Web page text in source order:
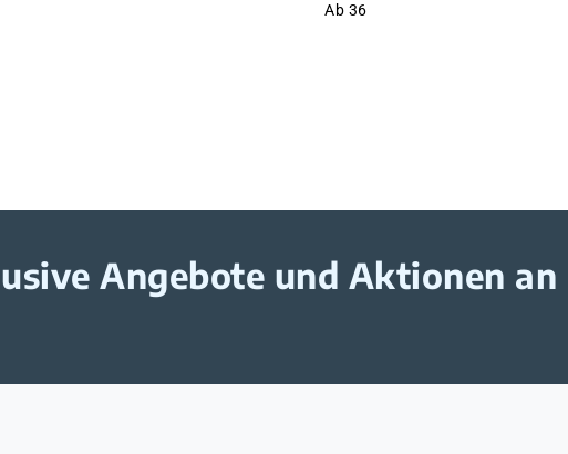
Ab 36
Angebote und Aktionen an